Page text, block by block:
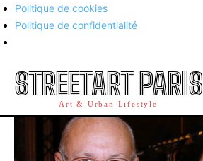
Politique de cookies
Politique de confidentialité
STREETART PARIS
Art & Urban Lifestyle